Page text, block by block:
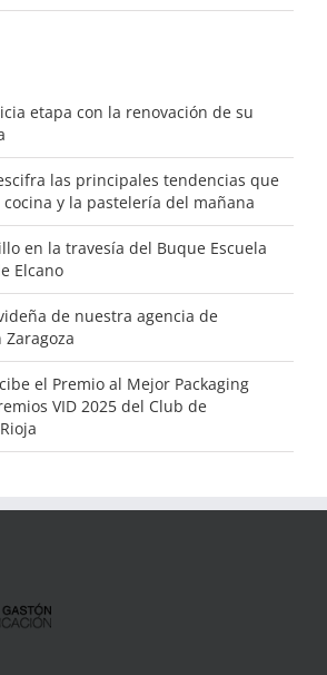
etapa con la renovación de su
las principales tendencias que
y la pastelería del mañana
en la travesía del Buque Escuela
Elcano
de nuestra agencia de
el Premio al Mejor Packaging
VID 2025 del Club de